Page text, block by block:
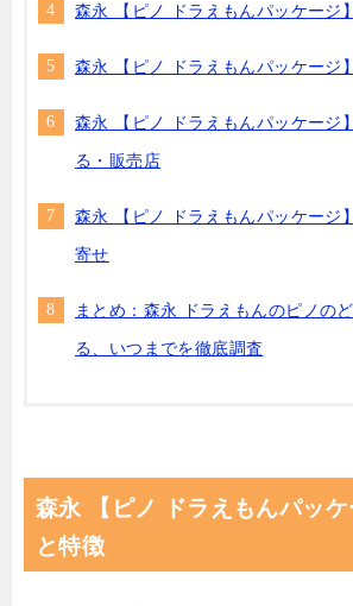
森永 【ピノ ドラえもんパッケージ
森永 【ピノ ドラえもんパッケージ
森永 【ピノ ドラえもんパッケージ
る・販売店
森永 【ピノ ドラえもんパッケージ
寄せ
まとめ：森永 ドラえもんのピノの
る、いつまでを徹底調査
森永 【ピノ ドラえもんパッ
と特徴